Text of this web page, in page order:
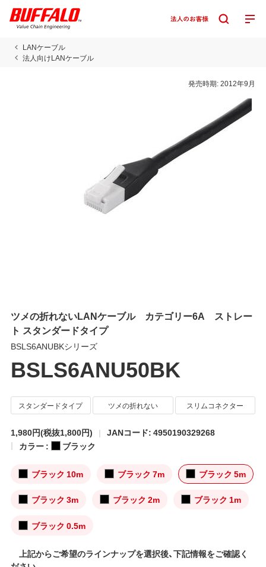
LANケーブル
法人向けLANケーブル
発売時期:2012年9月
ツメの折れないLANケーブル カテゴリー6A ストレー
ト スタンダードタイプ
BSLS6ANUBKシリーズ
BSLS6ANU50BK
スタンダードタイプ ツメの折れない スリムコネクター
1,980円(税抜1,800円)
JANコード: 4950190329268
カラー :
ブラック
ブラック 10m ブラック 7m ブラック 5m
ブラック 3m ブラック 2m ブラック 1m
ブラック 0.5m
上記からご希望のラインナップを選択後、下記情報をご確認く